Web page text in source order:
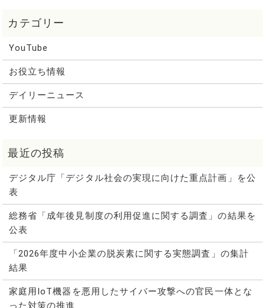
YouTube
お役立ち情報
デイリーニュース
更新情報
デジタル庁「デジタル社会の実現に向けた重点計画」を公
表
総務省「成年後見制度の利用促進に関する調査」の結果を
公表
「2026年度中小企業の脱炭素に関する実態調査」の集計
結果
家庭用IoT機器を悪用したサイバー攻撃への官民一体とな
った対策の推進